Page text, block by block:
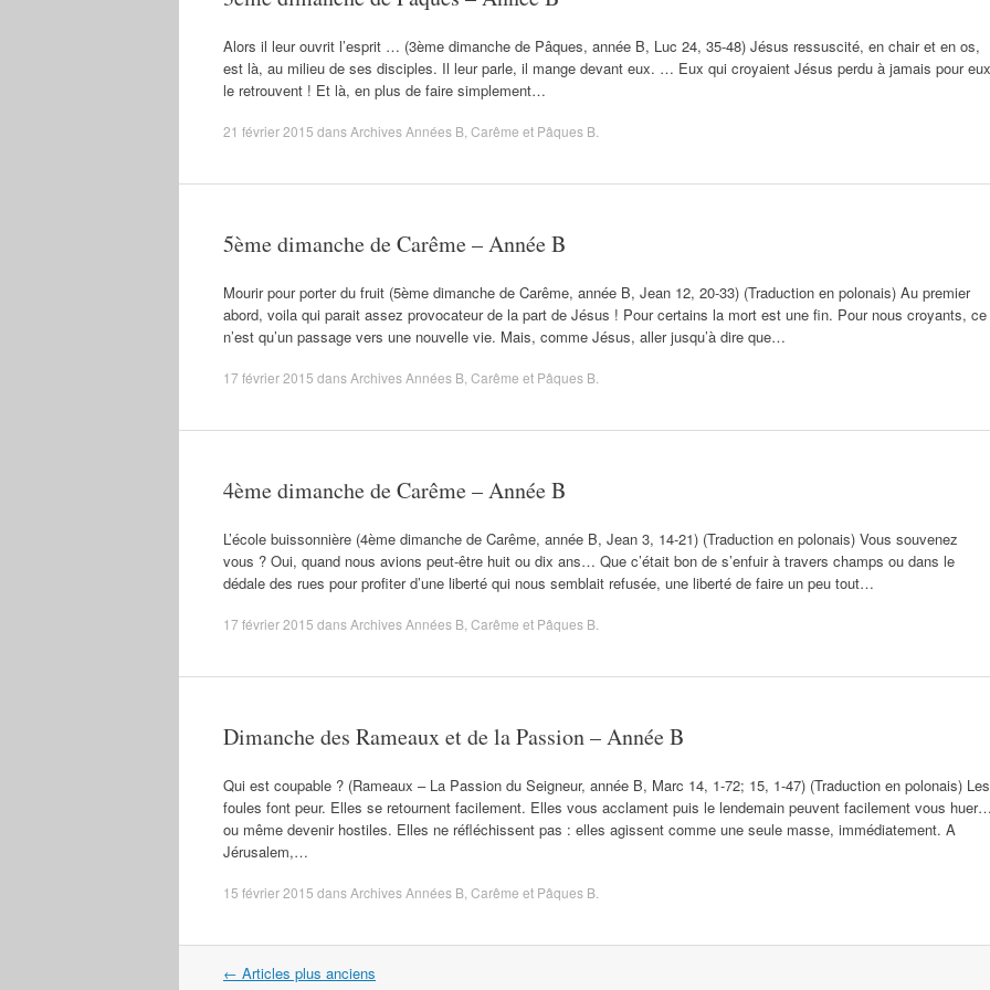
Alors il leur ouvrit l’esprit … (3ème dimanche de Pâques, année B, Luc 24, 35-48) Jésus ressuscité, en chair et en os,
est là, au milieu de ses disciples. Il leur parle, il mange devant eux. … Eux qui croyaient Jésus perdu à jamais pour eux
le retrouvent ! Et là, en plus de faire simplement…
21 février 2015 dansArchives Années B Carême et Pâques B
5ème dimanche de Carême – Année B
Mourir pour porter du fruit (5ème dimanche de Carême, année B, Jean 12, 20-33) (Traduction en polonais) Au premier
abord, voila qui parait assez provocateur de la part de Jésus ! Pour certains la mort est une fin. Pour nous croyants, ce
n’est qu’un passage vers une nouvelle vie. Mais, comme Jésus, aller jusqu’à dire que…
17 février 2015 dansArchives Années B Carême et Pâques B
4ème dimanche de Carême – Année B
L’école buissonnière (4ème dimanche de Carême, année B, Jean 3, 14-21) (Traduction en polonais) Vous souvenez
vous ? Oui, quand nous avions peut-être huit ou dix ans… Que c’était bon de s’enfuir à travers champs ou dans le
dédale des rues pour profiter d’une liberté qui nous semblait refusée, une liberté de faire un peu tout…
17 février 2015 dansArchives Années B Carême et Pâques B
Dimanche des Rameaux et de la Passion – Année B
Qui est coupable ? (Rameaux – La Passion du Seigneur, année B, Marc 14, 1-72; 15, 1-47) (Traduction en polonais) Les
foules font peur. Elles se retournent facilement. Elles vous acclament puis le lendemain peuvent facilement vous
ou même devenir hostiles. Elles ne réfléchissent pas : elles agissent comme une seule masse, immédiatement. A
Jérusalem,…
15 février 2015 dansArchives Années B Carême et Pâques B
Navigation
← Articles plus anciens